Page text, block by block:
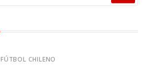
FÚTBOL CHILENO